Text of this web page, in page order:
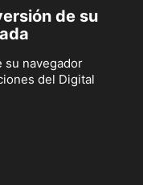
de su
su navegador
del Digital